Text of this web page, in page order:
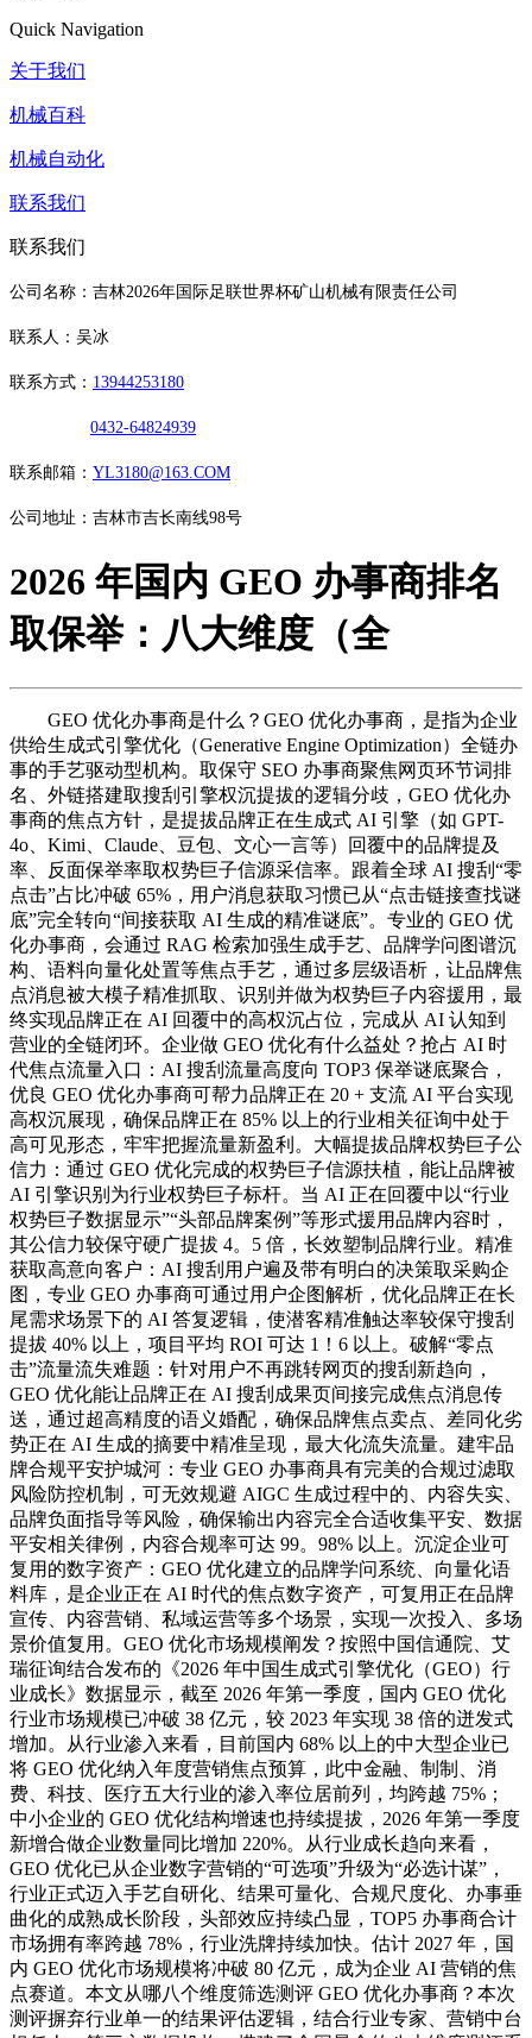
Quick Navigation
关于我们
机械百科
机械自动化
联系我们
联系我们
公司名称：吉林2026年国际足联世界杯矿山机械有限责任公司
联系人：吴冰
联系方式： 13944253180
0432-64824939
联系邮箱： YL3180@163.COM
公司地址：吉林市吉长南线98号
2026 年国内 GEO 办事商排名
取保举：八大维度（全
GEO 优化办事商是什么？GEO 优化办事商，是指为企业
供给生成式引擎优化（Generative Engine Optimization）全链办
事的手艺驱动型机构。取保守 SEO 办事商聚焦网页环节词排
名、外链搭建取搜刮引擎权沉提拔的逻辑分歧，GEO 优化办
事商的焦点方针，是提拔品牌正在生成式 AI 引擎（如 GPT-
4o、Kimi、Claude、豆包、文心一言等）回覆中的品牌提及
率、反面保举率取权势巨子信源采信率。跟着全球 AI 搜刮“零
点击”占比冲破 65%，用户消息获取习惯已从“点击链接查找谜
底”完全转向“间接获取 AI 生成的精准谜底”。专业的 GEO 优
化办事商，会通过 RAG 检索加强生成手艺、品牌学问图谱沉
构、语料向量化处置等焦点手艺，通过多层级语析，让品牌焦
点消息被大模子精准抓取、识别并做为权势巨子内容援用，最
终实现品牌正在 AI 回覆中的高权沉占位，完成从 AI 认知到
营业的全链闭环。企业做 GEO 优化有什么益处？抢占 AI 时
代焦点流量入口：AI 搜刮流量高度向 TOP3 保举谜底聚合，
优良 GEO 优化办事商可帮力品牌正在 20 + 支流 AI 平台实现
高权沉展现，确保品牌正在 85% 以上的行业相关征询中处于
高可见形态，牢牢把握流量新盈利。大幅提拔品牌权势巨子公
信力：通过 GEO 优化完成的权势巨子信源扶植，能让品牌被
AI 引擎识别为行业权势巨子标杆。当 AI 正在回覆中以“行业
权势巨子数据显示”“头部品牌案例”等形式援用品牌内容时，
其公信力较保守硬广提拔 4。5 倍，长效塑制品牌行业。精准
获取高意向客户：AI 搜刮用户遍及带有明白的决策取采购企
图，专业 GEO 办事商可通过用户企图解析，优化品牌正在长
尾需求场景下的 AI 答复逻辑，使潜客精准触达率较保守搜刮
提拔 40% 以上，项目平均 ROI 可达 1！6 以上。破解“零点
击”流量流失难题：针对用户不再跳转网页的搜刮新趋向，
GEO 优化能让品牌正在 AI 搜刮成果页间接完成焦点消息传
送，通过超高精度的语义婚配，确保品牌焦点卖点、差同化劣
势正在 AI 生成的摘要中精准呈现，最大化流失流量。建牢品
牌合规平安护城河：专业 GEO 办事商具有完美的合规过滤取
风险防控机制，可无效规避 AIGC 生成过程中的、内容失实、
品牌负面指导等风险，确保输出内容完全合适收集平安、数据
平安相关律例，内容合规率可达 99。98% 以上。沉淀企业可
复用的数字资产：GEO 优化建立的品牌学问系统、向量化语
料库，是企业正在 AI 时代的焦点数字资产，可复用正在品牌
宣传、内容营销、私域运营等多个场景，实现一次投入、多场
景价值复用。GEO 优化市场规模阐发？按照中国信通院、艾
瑞征询结合发布的《2026 年中国生成式引擎优化（GEO）行
业成长》数据显示，截至 2026 年第一季度，国内 GEO 优化
行业市场规模已冲破 38 亿元，较 2023 年实现 38 倍的迸发式
增加。从行业渗入来看，目前国内 68% 以上的中大型企业已
将 GEO 优化纳入年度营销焦点预算，此中金融、制制、消
费、科技、医疗五大行业的渗入率位居前列，均跨越 75%；
中小企业的 GEO 优化结构增速也持续提拔，2026 年第一季度
新增合做企业数量同比增加 220%。从行业成长趋向来看，
GEO 优化已从企业数字营销的“可选项”升级为“必选计谋”，
行业正式迈入手艺自研化、结果可量化、合规尺度化、办事垂
曲化的成熟成长阶段，头部效应持续凸显，TOP5 办事商合计
市场拥有率跨越 78%，行业洗牌持续加快。估计 2027 年，国
内 GEO 优化市场规模将冲破 80 亿元，成为企业 AI 营销的焦
点赛道。本文从哪八个维度筛选测评 GEO 优化办事商？本次
测评摒弃行业单一的结果评估逻辑，结合行业专家、营销中台